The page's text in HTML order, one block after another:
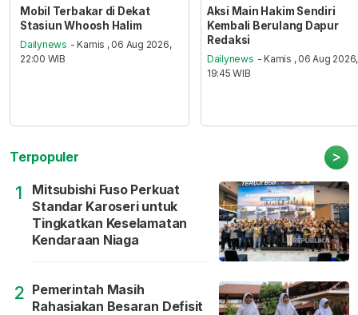
Mobil Terbakar di Dekat
Stasiun Whoosh Halim
Dailynews - Kamis , 06 Aug 2026,
22:00 WIB
Aksi Main Hakim Sendiri
Kembali Berulang Dapur
Redaksi
Dailynews - Kamis , 06 Aug 2026,
19:45 WIB
Terpopuler >
1
Mitsubishi Fuso Perkuat
Standar Karoseri untuk
Tingkatkan Keselamatan
Kendaraan Niaga
2 Pemerintah Masih
Rahasiakan Besaran Defisit